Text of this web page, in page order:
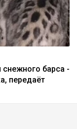
барса -
передаёт